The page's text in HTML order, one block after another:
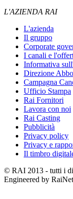
L'AZIENDA RAI
L'azienda
Il gruppo
Corporate
I canali e
Informativa
Direzione
Campagna
Ufficio Stampa
Rai Fornitori
Lavora con noi
Rai Casting
Pubblicità
Privacy policy
Privacy e
Il timbro
© RAI 2013 - tutti i
Engineered by RaiNet